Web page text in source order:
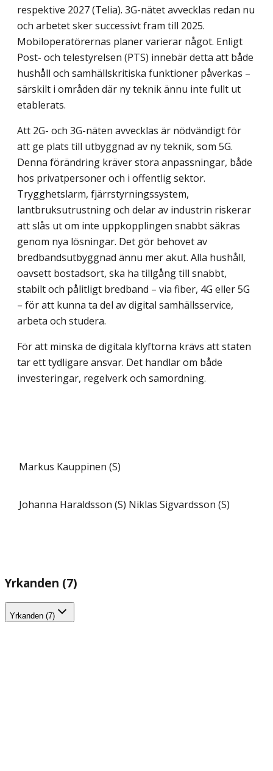
respektive 2027 (Telia). 3G-nätet avvecklas redan nu
och arbetet sker successivt fram till 2025.
Mobiloperatörernas planer varierar något. Enligt
Post- och telestyrelsen (PTS) innebär detta att både
hushåll och samhällskritiska funktioner påverkas –
särskilt i områden där ny teknik ännu inte fullt ut
etablerats.
Att 2G- och 3G-näten avvecklas är nödvändigt för
att ge plats till utbyggnad av ny teknik, som 5G.
Denna förändring kräver stora anpassningar, både
hos privatpersoner och i offentlig sektor.
Trygghetslarm, fjärrstyrningssystem,
lantbruksutrustning och delar av industrin riskerar
att slås ut om inte uppkopplingen snabbt säkras
genom nya lösningar. Det gör behovet av
bredbandsutbyggnad ännu mer akut. Alla hushåll,
oavsett bostadsort, ska ha tillgång till snabbt,
stabilt och pålitligt bredband – via fiber, 4G eller 5G
– för att kunna ta del av digital samhällsservice,
arbeta och studera.
För att minska de digitala klyftorna krävs att staten
tar ett tydligare ansvar. Det handlar om både
investeringar, regelverk och samordning.
Markus Kauppinen (S)
Johanna Haraldsson (S) Niklas Sigvardsson (S)
Yrkanden (7)
Yrkanden (7)